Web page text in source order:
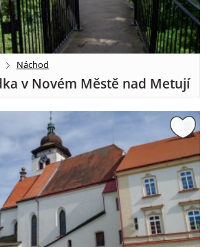
Náchod
v Novém Městě nad Metují